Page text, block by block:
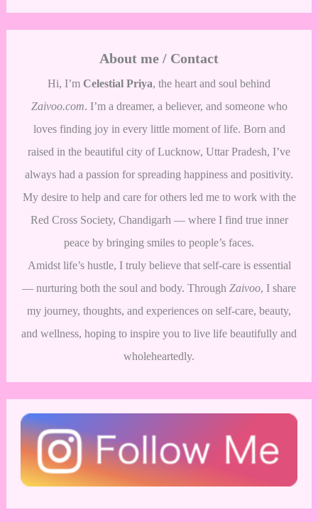
About me / Contact
Hi, I’m Celestial Priya, the heart and soul behind
Zaivoo.com. I’m a dreamer, a believer, and someone who
loves finding joy in every little moment of life. Born and
raised in the beautiful city of Lucknow, Uttar Pradesh, I’ve
always had a passion for spreading happiness and positivity.
My desire to help and care for others led me to work with the
Red Cross Society, Chandigarh — where I find true inner
peace by bringing smiles to people’s faces.
Amidst life’s hustle, I truly believe that self-care is essential
— nurturing both the soul and body. Through Zaivoo, I share
my journey, thoughts, and experiences on self-care, beauty,
and wellness, hoping to inspire you to live life beautifully and
wholeheartedly.